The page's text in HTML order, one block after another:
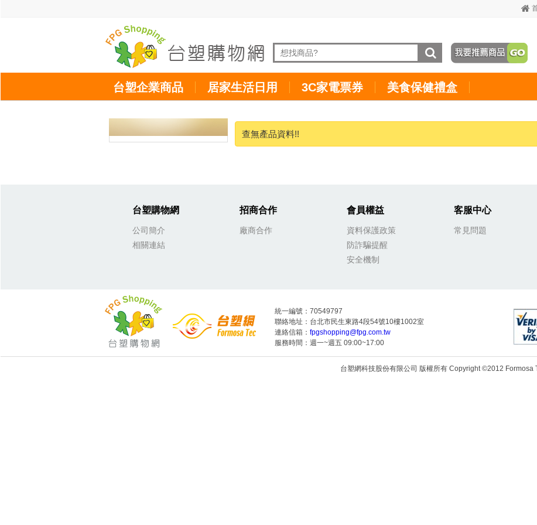
台塑企業商品 居家生活日用 3C家電票券 美食保健禮盒
查無產品資料!!
台塑購物網
公司簡介
相關連結
招商合作
廠商合作
會員權益
資料保護政策
防詐騙提醒
安全機制
客服中心
常見問題
統一編號：70549797
聯絡地址：台北市民生東路4段54號10樓1002室
連絡信箱： fpgshopping@fpg.com.tw
服務時間：週一~週五 09:00~17:00
台塑網科技股份有限公司 版權所有 Copyright ©2012